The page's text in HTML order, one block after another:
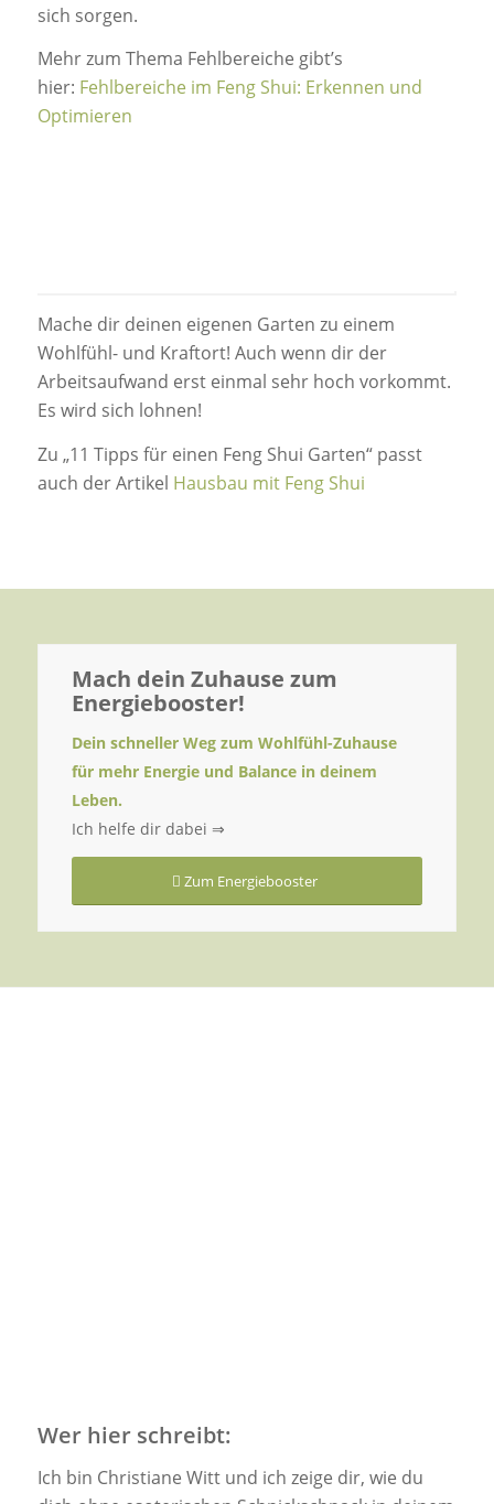
sich sorgen.
Mehr zum Thema Fehlbereiche gibt’s
hier: Fehlbereiche im Feng Shui: Erkennen und
Optimieren
Mache dir deinen eigenen Garten zu einem
Wohlfühl- und Kraftort! Auch wenn dir der
Arbeitsaufwand erst einmal sehr hoch vorkommt.
Es wird sich lohnen!
Zu „11 Tipps für einen Feng Shui Garten“ passt
auch der Artikel Hausbau mit Feng Shui
Mach dein Zuhause zum
Energiebooster!
Dein schneller Weg zum Wohlfühl-Zuhause
für mehr Energie und Balance in deinem
Leben.
Ich helfe dir dabei ⇒
Zum Energiebooster
Wer hier schreibt:
Ich bin Christiane Witt und ich zeige dir, wie du